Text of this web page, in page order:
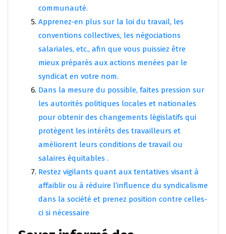
communauté.
Apprenez-en plus sur la loi du travail, les
conventions collectives, les négociations
salariales, etc., afin que vous puissiez être
mieux préparés aux actions menées par le
syndicat en votre nom.
Dans la mesure du possible, faites pression sur
les autorités politiques locales et nationales
pour obtenir des changements législatifs qui
protègent les intérêts des travailleurs et
améliorent leurs conditions de travail ou
salaires équitables .
Restez vigilants quant aux tentatives visant à
affaiblir ou à réduire l’influence du syndicalisme
dans la société et prenez position contre celles-
ci si nécessaire